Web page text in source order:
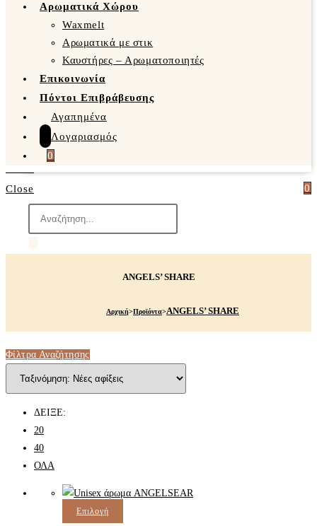
Αρωματικά Χώρου
Waxmelt
Αρωματικά με στικ
Καυστήρες – Αρωματοποιητές
Επικοινωνία
Πόντοι Επιβράβευσης
Αγαπημένα
Λογαριασμός
0
0
Close
search
ANGELS’ SHARE
Αρχική>Προϊόντα>ANGELS’ SHARE
Φίλτρα Αναζήτησης
ΔΕΙΞΕ:
20
40
ΟΛΑ
Επιλογή